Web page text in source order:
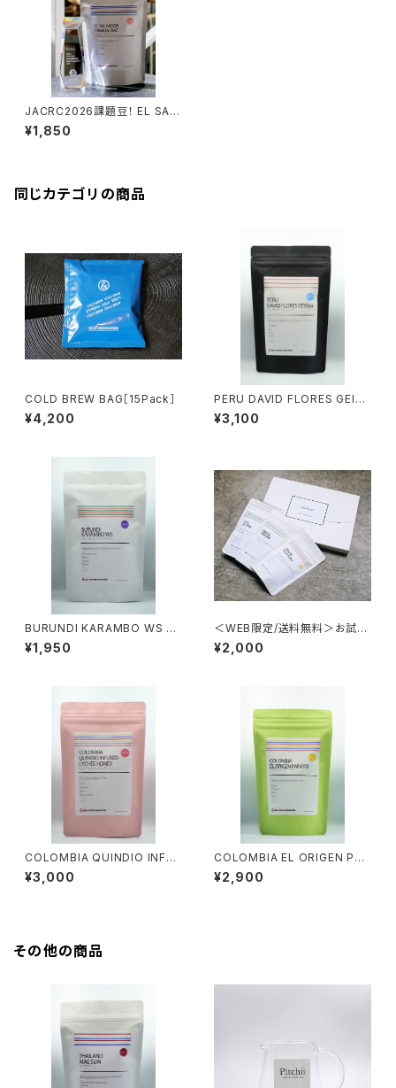
JACRC2026課題豆！ EL SAL
VADOR FAMILIA DIAZ 150g
[LIGHT ROAST]
¥1,850
同じカテゴリの商品
COLD BREW BAG［15Pack］
¥4,200
PERU DAVID FLORES GEIS
HA 100g [LIGHT ROAST]
¥3,100
BURUNDI KARAMBO WS NA
TURAL150g [LIGHT ROAS
T]
¥1,950
＜WEB限定/送料無料＞お試し
セット 50g×3種類
¥2,000
COLOMBIA QUINDIO INFU
SED LYCHEE HONEY 100g
[LIGHT ROAST]
¥3,000
COLOMBIA EL ORIGEN PAP
AYO 100g [LIGHT ROAST]
¥2,900
その他の商品